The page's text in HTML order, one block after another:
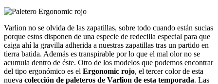
Varlion no se olvida de las zapatillas, sobre todo cuando están sucias
porque estos disponen de una especie de redecilla especial para que
caiga ahí la gravilla adherida a nuestras zapatillas tras un partido en
tierra batida. Además es transpirable por lo que el mal olor no se
acumula dentro de éste. Otro de los modelos que podemos encontrar
del tipo ergonómico es el Ergonomic rojo, el tercer color de esta
nueva colección de paleteros de Varlion de esta temporada. Las